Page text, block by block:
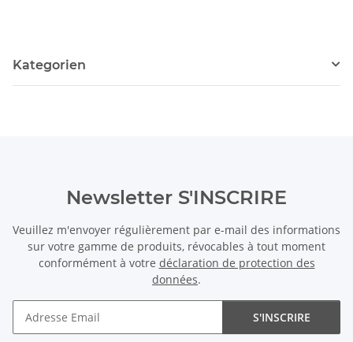
Kategorien
Newsletter S'INSCRIRE
Veuillez m'envoyer régulièrement par e-mail des informations
sur votre gamme de produits, révocables à tout moment
conformément à votre déclaration de protection des
données.
S'INSCRIRE